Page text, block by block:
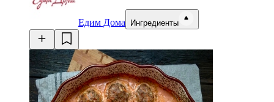
Едим Дома Ингредиенты